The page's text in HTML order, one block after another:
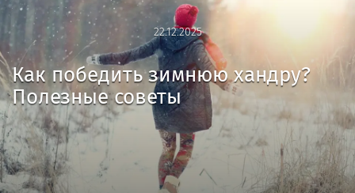
22.12.2025
22.12.2025
Как победить зимнюю хандру?
Полезные советы